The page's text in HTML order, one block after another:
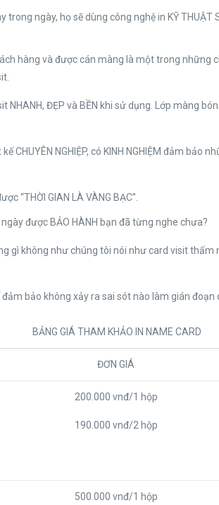
ngày, họ sẽ dùng công nghệ in KỸ
hàng và được cán màng là một trong những
ĐẸP và BỀN khi sử dụng. Lớp màng
CHUYÊN NGHIỆP, có KINH NGHIỆM đảm bảo
“THỜI GIAN LÀ VÀNG BẠC”.
được BẢO HÀNH bạn đã từng nghe chưa?
gì không như chúng tôi nói như card visit
bảo không xảy ra sai sót nào làm gián
BẢNG GIÁ THAM KHẢO IN NAME CARD
ĐƠN GIÁ
200.000 vnđ/1 hộp
190.000 vnđ/2 hộp
500.000 vnđ/1 hộp